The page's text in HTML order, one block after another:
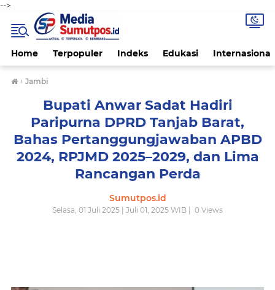
-->
Home Terpopuler Indeks Edukasi Internasional
› Jambi
Bupati Anwar Sadat Hadiri
Paripurna DPRD Tanjab Barat,
Bahas Pertanggungjawaban APBD
2024, RPJMD 2025–2029, dan Lima
Rancangan Perda
Sumutpos.id
Selasa, 01 Juli 2025 | Juli 01, 2025 WIB | 0 Views